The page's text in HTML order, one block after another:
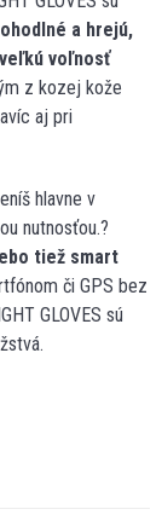
a hrejú,
veľkú voľnosť
z kozej kože
aj pri
hlavne v
nutnosťou.?
tiež smart
či GPS bez
GLOVES sú